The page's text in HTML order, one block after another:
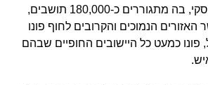
פטרופבלובסק-קמצ'טסקי, בה מתגוררים כ-180,000 תושבים,
האזורים הנמוכים והקרובים לחוף פונו
פונו כמעט כל היישובים החופיים שבהם